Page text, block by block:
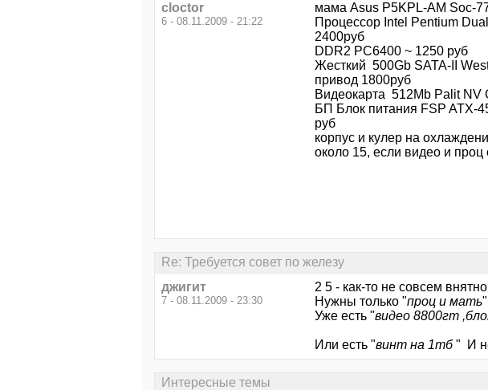
cloctor
6 - 08.11.2009 - 21:22
мама Asus P5KPL-AM Soc-
Процессор Intel Pentium
2400руб
DDR2 PC6400 ~ 1250 руб
Жесткий 500Gb SATA-II
привод 1800руб
Видеокарта 512Mb Palit NV
БП Блок питания FSP ATX-
руб
корпус и кулер на
около 15, если видео и
Re: Требуется совет по железу
джигит
7 - 08.11.2009 - 23:30
2 5 - как-то не совсем
Нужны только "проц и мать"
Уже есть "видео 8800гт
Или есть "винт на 1тб" И
Интересные темы